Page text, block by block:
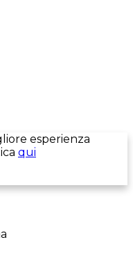
esperienza
qui